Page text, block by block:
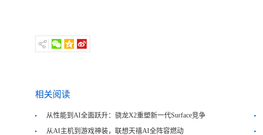
相关阅读
从性能到AI全面跃升：骁龙X2重塑新一代Surface竞争
力 道
从AI主机到游戏神装，联想天禧AI全阵容燃动